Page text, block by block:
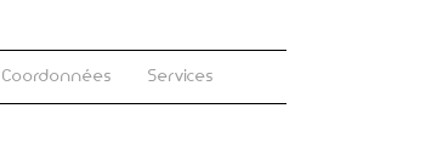
Coordonnées Services